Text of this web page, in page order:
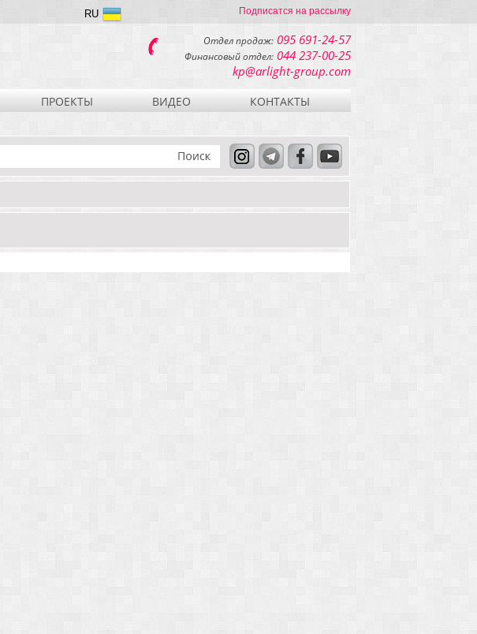
Подписатся на рассылку
RU
Отдел продаж: 095 691-24-57
Финансовый отдел: 044 237-00-25
kp@arlight-group.com
ПРОЕКТЫ ВИДЕО КОНТАКТЫ